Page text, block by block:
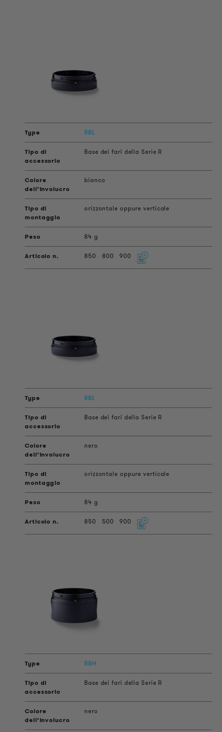
RBL
Base dei fari della Serie R
bianco
orizzontale oppure verticale
84 g
850 800 900
RBL
Base dei fari della Serie R
nero
orizzontale oppure verticale
84 g
850 500 900
RBH
Base dei fari della Serie R
nero